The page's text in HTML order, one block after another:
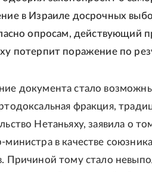
в Израиле досрочных
опросам, действующий
потерпит поражение по
документа стало
фракция,
Нетаньяху, заявила о
министра в качестве
Причиной тому стало